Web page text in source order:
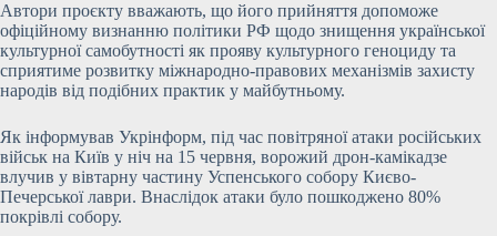
Автори проєкту вважають, що його прийняття допоможе
офіційному визнанню політики РФ щодо знищення української
культурної самобутності як прояву культурного геноциду та
сприятиме розвитку міжнародно-правових механізмів захисту
народів від подібних практик у майбутньому.
Як інформував Укрінформ, під час повітряної атаки російських
військ на Київ у ніч на 15 червня, ворожий дрон-камікадзе
влучив у вівтарну частину Успенського собору Києво-
Печерської лаври. Внаслідок атаки було пошкоджено 80%
покрівлі собору.